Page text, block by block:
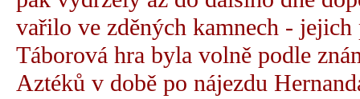
vařilo ve zděných kamnech -
Táborová hra byla volně podle
Aztéků v době po nájezdu